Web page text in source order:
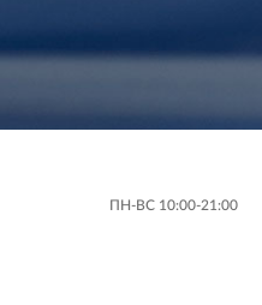
ПН-ВС 10:00-21:00